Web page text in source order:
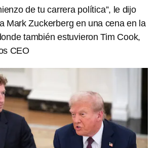
de tu carrera política”, le dijo
Mark Zuckerberg en una cena en la
también estuvieron Tim Cook,
CEO